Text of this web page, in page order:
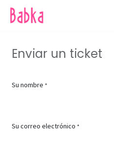
Enviar un ticket
Su nombre *
Su correo electrónico *